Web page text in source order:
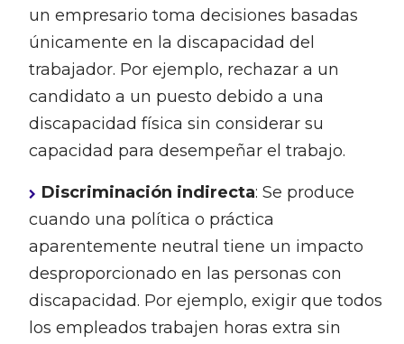
un empresario toma decisiones basadas
únicamente en la discapacidad del
trabajador. Por ejemplo, rechazar a un
candidato a un puesto debido a una
discapacidad física sin considerar su
capacidad para desempeñar el trabajo.
Discriminación indirecta: Se produce
cuando una política o práctica
aparentemente neutral tiene un impacto
desproporcionado en las personas con
discapacidad. Por ejemplo, exigir que todos
los empleados trabajen horas extra sin